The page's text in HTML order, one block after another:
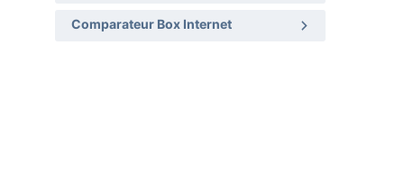
Comparateur Box Internet